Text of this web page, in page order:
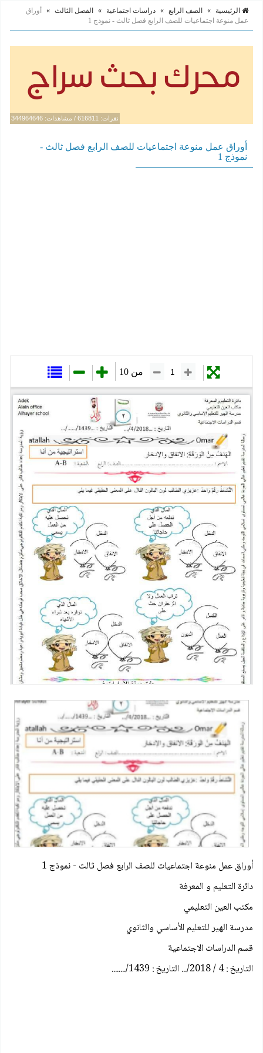
الرئيسية » الصف الرابع » دراسات اجتماعية » الفصل الثالث »
أوراق
عمل منوعة اجتماعيات للصف الرابع فصل ثالث - نموذج 1
نقرات: 616811 / مشاهدات: 344964646
أوراق عمل منوعة اجتماعيات للصف الرابع فصل ثالث -
نموذج 1
أوراق عمل منوعة اجتماعيات للصف الرابع فصل ثالث - نموذج 1
دائرة التعليم و المعرفة
مكتب العين التعليمي
مدرسة الهير للتعليم الأساسي والثانوي
قسم الدراسات الاجتماعية
التاريخ : 4 / 2018/... التاريخ : 1439/........